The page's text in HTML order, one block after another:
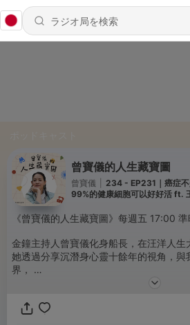
曾寶儀的人生藏寶圖
曾寶儀
234 - EP231｜癌症
99%的健康細胞可以好好活 ft.
《曾寶儀的人生藏寶圖》每週五 17:00 準
金鐘主持人曾寶儀化身船長，在汪洋人生
她透過分享沉潛身心靈十餘年的視角，
界，
Have Fun! 讓習以為常的日子，成為專屬